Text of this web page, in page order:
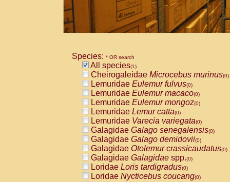
Species: * OR search
All species(1)
Cheirogaleidae Microcebus murinus(0)
Lemuridae Eulemur fulvus(0)
Lemuridae Eulemur macaco(0)
Lemuridae Eulemur mongoz(0)
Lemuridae Lemur catta(0)
Lemuridae Varecia variegata(0)
Galagidae Galago senegalensis(0)
Galagidae Galago demidovii(0)
Galagidae Otolemur crassicaudatus(0)
Galagidae Galagidae spp.(0)
Loridae Loris tardigradus(0)
Loridae Nycticebus coucang(0)